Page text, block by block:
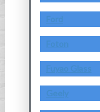
Ford
Foton
Fuyao Glass
Geely